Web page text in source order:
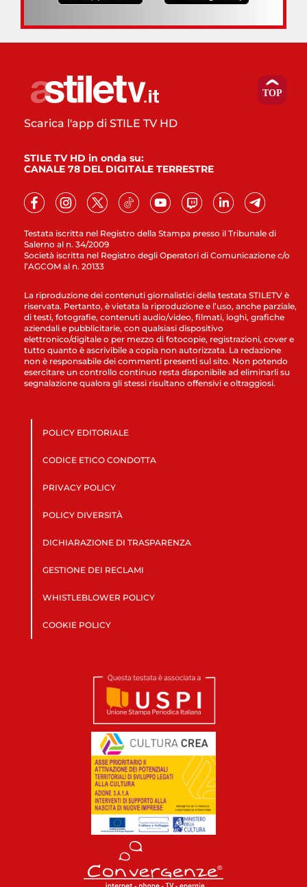
Testata iscritta nel Registro della Stampa presso il Tribunale di
Salerno al n. 34/2009
Società iscritta nel Registro degli Operatori di Comunicazione c/o
l’AGCOM al n. 20133
Scarica l'app di STILE TV HD
STILE TV HD in onda su:
CANALE 78 DEL DIGITALE TERRESTRE
La riproduzione dei contenuti giornalistici della testata STILETV è
riservata. Pertanto, è vietata la riproduzione e l’uso, anche parziale,
di testi, fotografie, contenuti audio/video, filmati, loghi, grafiche
aziendali e pubblicitarie, con qualsiasi dispositivo
elettronico/digitale o per mezzo di fotocopie, registrazioni, cover e
tutto quanto è ascrivibile a copia non autorizzata. La redazione
non è responsabile dei commenti presenti sul sito. Non potendo
esercitare un controllo continuo resta disponibile ad eliminarli su
segnalazione qualora gli stessi risultano offensivi e oltraggiosi.
POLICY EDITORIALE
CODICE ETICO CONDOTTA
PRIVACY POLICY
POLICY DIVERSITÀ
DICHIARAZIONE DI TRASPARENZA
GESTIONE DEI RECLAMI
WHISTLEBLOWER POLICY
COOKIE POLICY